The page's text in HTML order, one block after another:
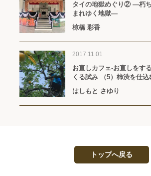
タイの地獄めぐり② ―朽
まれゆく地獄―
椋橋 彩香
2017.11.01
お直しカフェ-お直しをす
くる試み （5）柿渋を仕込
はしもと さゆり
トップへ戻る